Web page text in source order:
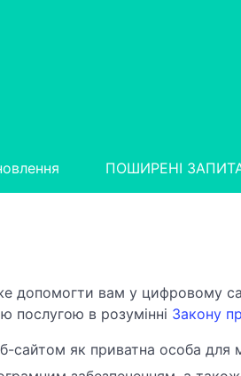
ПОШИРЕНІ
допомогти вам у цифровому
послугою в розумінні Закону
сайтом як приватна особа для